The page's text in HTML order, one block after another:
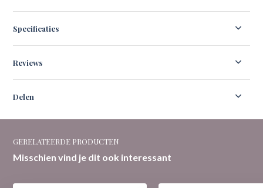
Specificaties
Reviews
Delen
GERELATEERDE PRODUCTEN
Misschien vind je dit ook interessant